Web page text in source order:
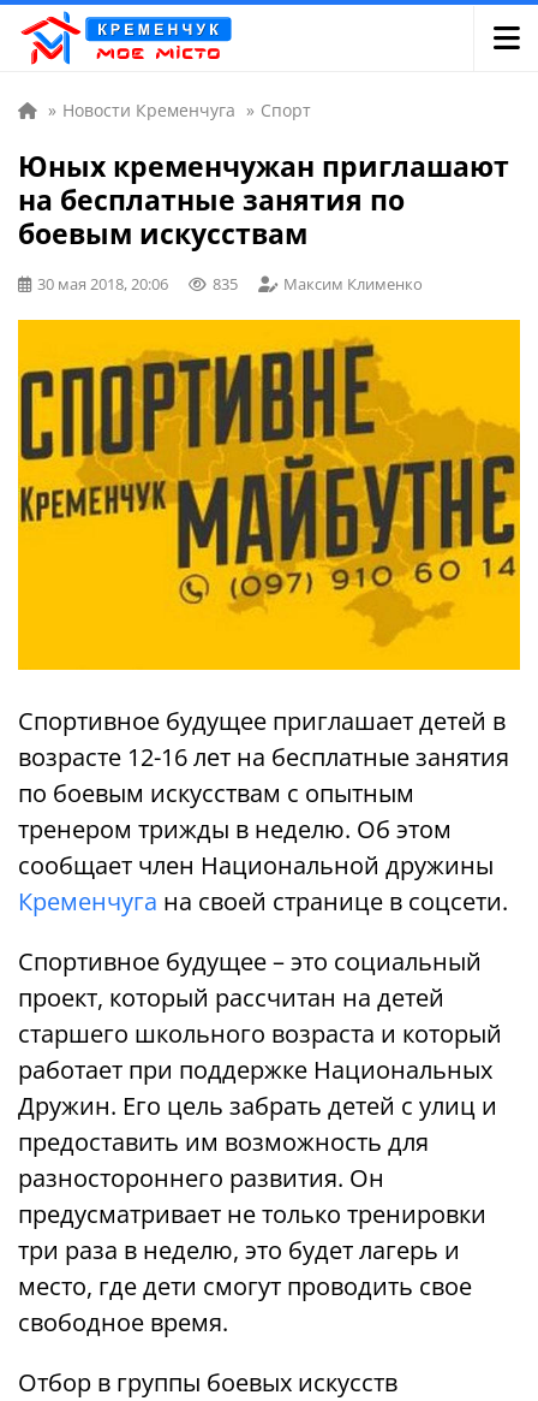
» Новости Кременчуга » Спорт
Юных кременчужан приглашают
на бесплатные занятия по
боевым искусствам
30 мая 2018, 20:06 835 Максим Клименко
Спортивное будущее приглашает детей в
возрасте 12-16 лет на бесплатные занятия
по боевым искусствам с опытным
тренером трижды в неделю. Об этом
сообщает член Национальной дружины
Кременчуга на своей странице в соцсети.
Спортивное будущее – это социальный
проект, который рассчитан на детей
старшего школьного возраста и который
работает при поддержке Национальных
Дружин. Его цель забрать детей с улиц и
предоставить им возможность для
разностороннего развития. Он
предусматривает не только тренировки
три раза в неделю, это будет лагерь и
место, где дети смогут проводить свое
свободное время.
Отбор в группы боевых искусств